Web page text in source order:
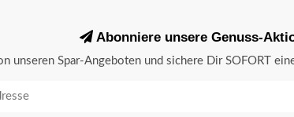
Abonniere unsere Genuss-
unseren Spar-Angeboten und sichere Dir SOFORT